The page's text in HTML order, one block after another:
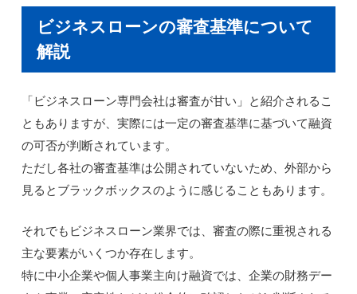
ビジネスローンの審査基準について
解説
「ビジネスローン専門会社は審査が甘い」と紹介されるこ
ともありますが、実際には一定の審査基準に基づいて融資
の可否が判断されています。
ただし各社の審査基準は公開されていないため、外部から
見るとブラックボックスのように感じることもあります。
それでもビジネスローン業界では、審査の際に重視される
主な要素がいくつか存在します。
特に中小企業や個人事業主向け融資では、企業の財務デー